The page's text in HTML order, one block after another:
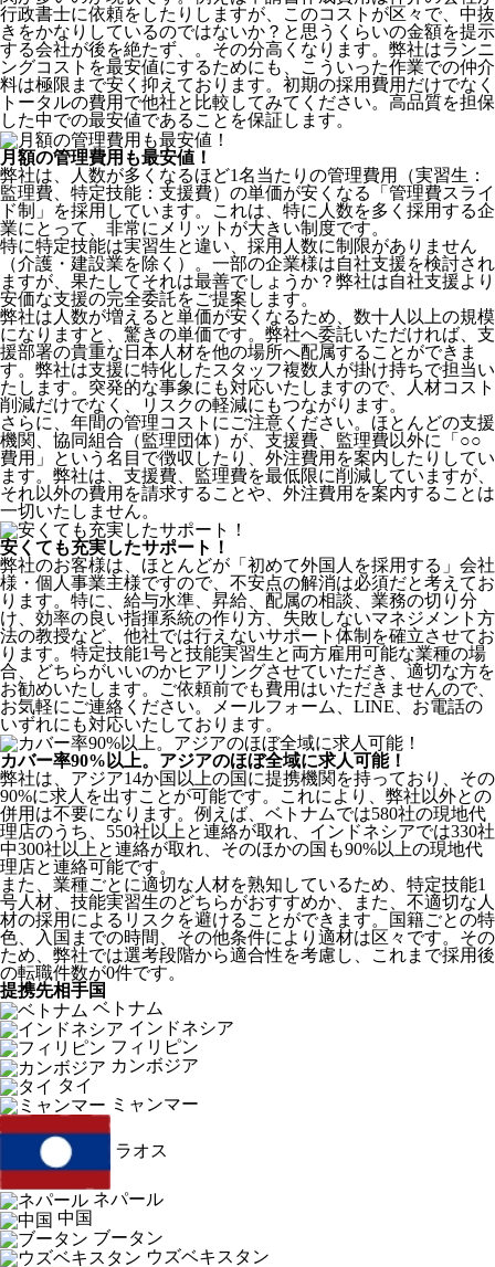
行政書士に依頼をしたりしますが、このコストが区々で、中抜
きをかなりしているのではないか？と思うくらいの金額を提示
する会社が後を絶たず、。その分高くなります。弊社はランニ
ングコストを最安値にするためにも、こういった作業での仲介
料は極限まで安く抑えております。 初期の採用費用だけでなく
トータルの費用で他社と比較してみてください。 高品質を担保
した中での最安値であることを保証します。
月額の管理費用も最安値！
弊社は、
人数が多くなるほど1名当たりの管理費用（実習生：
監理費、特定技能：支援費）の単価が安くなる「管理費スライ
ド制」を採用 しています。これは、特に人数を多く採用する企
業にとって、非常にメリットが大きい制度です。
特に特定技能は実習生と違い、採用人数に制限がありません
（介護・建設業を除く）。一部の企業様は自社支援を検討され
ますが、果たしてそれは最善でしょうか？弊社は自社支援より
安価な支援の完全委託をご提案します。
弊社は人数が増えると単価が安くなるため、数十人以上の規模
になりますと、驚きの単価です。弊社へ委託いただければ、支
援部署の貴重な日本人材を他の場所へ配属することができま
す。弊社は支援に特化したスタッフ複数人が掛け持ちで担当い
たします。突発的な事象にも対応いたしますので、人材コスト
削減だけでなく、リスクの軽減にもつながります。
さらに、年間の管理コストにご注意ください。ほとんどの支援
機関、協同組合（監理団体）が、支援費、監理費以外に「○○
費用」という名目で徴収したり、外注費用を案内したりしてい
ます。弊社は、支援費、監理費を最低限に削減していますが、
それ以外の費用を請求することや、外注費用を案内することは
一切いたしません。
安くても充実したサポート！
弊社のお客様は、ほとんどが 「初めて外国人を採用する」 会社
様・個人事業主様ですので、不安点の解消は必須だと考えてお
ります。特に、給与水準、昇給、配属の相談、業務の切り分
け、効率の良い指揮系統の作り方、失敗しないマネジメント方
法の教授など、 他社では行えないサポート体制 を確立させてお
ります。特定技能1号と技能実習生と両方雇用可能な業種の場
合、どちらがいいのかヒアリングさせていただき、適切な方を
お勧めいたします。ご依頼前でも費用はいただきませんので、
お気軽にご連絡ください。メールフォーム、LINE、お電話の
いずれにも対応いたしております。
カバー率90%以上。アジアのほぼ全域に求人可能！
弊社は、 アジア14か国以上の国に提携機関を持っており、その
90%に求人を出すことが可能です。これにより、弊社以外との
併用は不要になります。例えば、ベトナムでは580社の現地代
理店のうち、550社以上と連絡が取れ、インドネシアでは330社
中300社以上と連絡が取れ、そのほかの国も90%以上の現地代
理店と連絡可能です。
また、業種ごとに適切な人材を熟知しているため、特定技能1
号人材、技能実習生のどちらがおすすめか、また、不適切な人
材の採用によるリスクを避けることができます。国籍ごとの特
色、入国までの時間、その他条件により適材は区々です。その
ため、弊社では選考段階から適合性を考慮し、これまで採用後
の転職件数が0件です。
提携先相手国
ベトナム
インドネシア
フィリピン
カンボジア
タイ
ミャンマー
ラオス
ネパール
中国
ブータン
ウズベキスタン